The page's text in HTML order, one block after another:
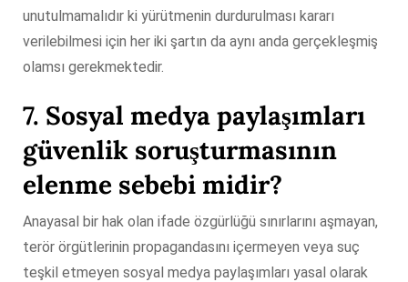
unutulmamalıdır ki yürütmenin durdurulması kararı
verilebilmesi için her iki şartın da aynı anda gerçekleşmiş
olamsı gerekmektedir.
7. Sosyal medya paylaşımları
güvenlik soruşturmasının
elenme sebebi midir?
Anayasal bir hak olan ifade özgürlüğü sınırlarını aşmayan,
terör örgütlerinin propagandasını içermeyen veya suç
teşkil etmeyen sosyal medya paylaşımları yasal olarak